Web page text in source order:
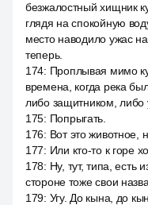
безжалостный хищник
глядя на спокойную
место наводило ужас
теперь.
174: Проплывая мимо
времена, когда река
либо защитником, либо
175: Попрыгать.
176: Вот это животное,
177: Или кто-то к горе
178: Ну, тут, типа, есть
стороне тоже свои
179: Угу. До кына, до